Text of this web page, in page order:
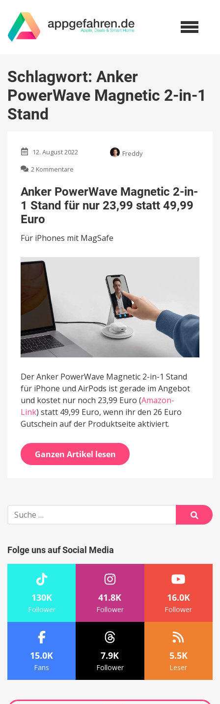
Schlagwort: Anker
PowerWave Magnetic 2-in-1
Stand
12. August 2022
Freddy
2 Kommentare
PowerWave
Magnetic
2-
Stand
für
Anker PowerWave Magnetic 2-in-
1 Stand für nur 23,99 statt 49,99
Euro
Für iPhones mit MagSafe
Der Anker PowerWave Magnetic 2-in-1 Stand
für iPhone und AirPods ist gerade im Angebot
und kostet nur noch 23,99 Euro (Amazon-
Link) statt 49,99 Euro, wenn ihr den 26 Euro
Gutschein auf der Produktseite aktiviert.
Ganzen Artikel lesen
Suche
nach:
Suche
Folge uns auf Social Media
130K
Follower
41.8K
Follower
16.0K
Follower
15.0K
Fans
7.9K
Follower
5.5K
Leser